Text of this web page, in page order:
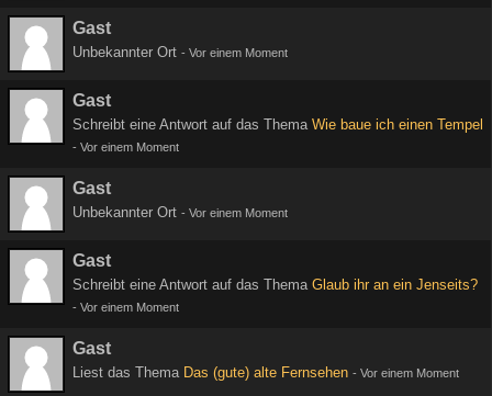
Gast
Unbekannter Ort - Vor einem Moment
Gast
Schreibt eine Antwort auf das Thema Wie baue ich einen Tempel
- Vor einem Moment
Gast
Unbekannter Ort - Vor einem Moment
Gast
Schreibt eine Antwort auf das Thema Glaub ihr an ein Jenseits?
- Vor einem Moment
Gast
Liest das Thema Das (gute) alte Fernsehen - Vor einem Moment